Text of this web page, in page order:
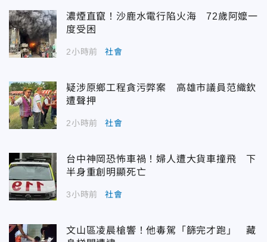
濃煙直竄！沙鹿水電行陷火海 72歲阿嬤一
度受困
2小時前 社會
疑涉原鄉工程貪污弊案 高雄市議員范織欽
遭聲押
2小時前 社會
台中神岡恐怖車禍！婦人遭大貨車撞飛 下
半身重創明顯死亡
3小時前 社會
文山區凌晨槍響！他毒駕「篩完才跑」 藏